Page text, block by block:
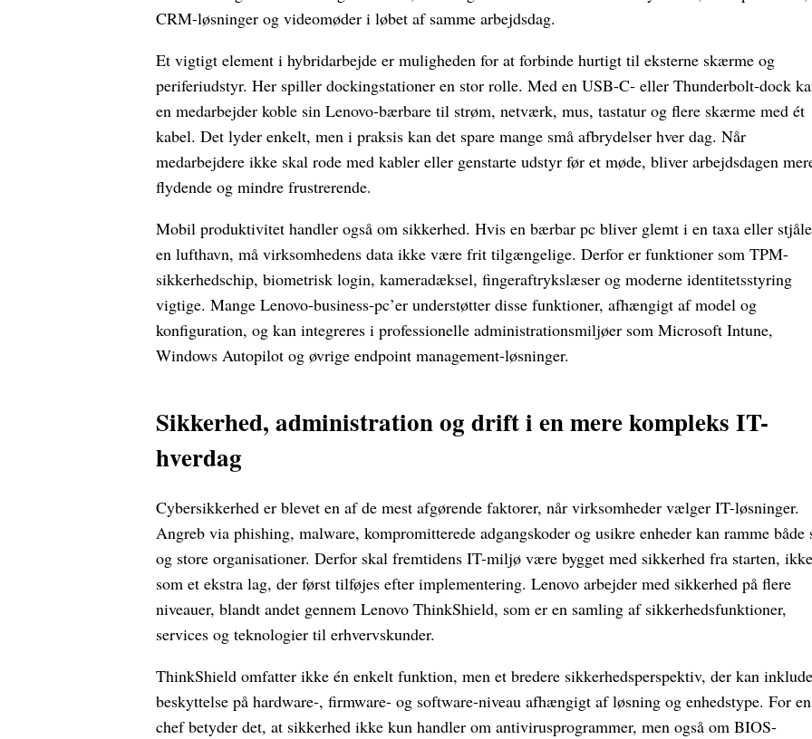
CRM-løsninger og videomøder i løbet af samme arbejdsdag.
Et vigtigt element i hybridarbejde er muligheden for at forbinde hurtigt til eksterne skærme og
periferiudstyr. Her spiller dockingstationer en stor rolle. Med en USB-C- eller Thunderbolt-dock
en medarbejder koble sin Lenovo-bærbare til strøm, netværk, mus, tastatur og flere skærme med ét
kabel. Det lyder enkelt, men i praksis kan det spare mange små afbrydelser hver dag. Når
medarbejdere ikke skal rode med kabler eller genstarte udstyr før et møde, bliver arbejdsdagen
flydende og mindre frustrerende.
Mobil produktivitet handler også om sikkerhed. Hvis en bærbar pc bliver glemt i en taxa eller
en lufthavn, må virksomhedens data ikke være frit tilgængelige. Derfor er funktioner som TPM-
sikkerhedschip, biometrisk login, kameradæksel, fingeraftrykslæser og moderne identitetsstyring
vigtige. Mange Lenovo-business-pc’er understøtter disse funktioner, afhængigt af model og
konfiguration, og kan integreres i professionelle administrationsmiljøer som Microsoft Intune,
Windows Autopilot og øvrige endpoint management-løsninger.
Sikkerhed, administration og drift i en mere kompleks IT-
hverdag
Cybersikkerhed er blevet en af de mest afgørende faktorer, når virksomheder vælger IT-løsninger.
Angreb via phishing, malware, kompromitterede adgangskoder og usikre enheder kan ramme både
og store organisationer. Derfor skal fremtidens IT-miljø være bygget med sikkerhed fra starten, ikke
som et ekstra lag, der først tilføjes efter implementering. Lenovo arbejder med sikkerhed på flere
niveauer, blandt andet gennem Lenovo ThinkShield, som er en samling af sikkerhedsfunktioner,
services og teknologier til erhvervskunder.
ThinkShield omfatter ikke én enkelt funktion, men et bredere sikkerhedsperspektiv, der kan
beskyttelse på hardware-, firmware- og software-niveau afhængigt af løsning og enhedstype. For
chef betyder det, at sikkerhed ikke kun handler om antivirusprogrammer, men også om BIOS-